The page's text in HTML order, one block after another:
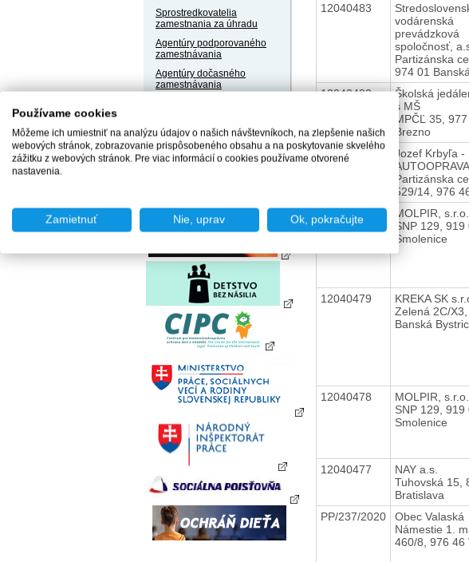
Sprostredkovatelia
zamestnania za úhradu
Agentúry podporovaného
zamestnávania
Agentúry dočasného
zamestnávania
chránené pracoviská
12040483
vodárenská
prevádzková
spoločnosť,
Partizánska
974 01
12040482
Školská
s MŠ
MPČĽ 35, 977
Brezno
12040481
Jozef Krbyľa -
AUTOOPRAVA
Partizánska
529/14, 976
12040480
MOLPIR, s.r.o.
SNP 129, 919
Smolenice
12040479
KREKA SK
Zelená 2C/
Banská
12040478
MOLPIR, s.r.o.
SNP 129, 919
Smolenice
12040477
NAY a.s.
Tuhovská 15,
Bratislava
PP/237/2020
Obec Valaská
Námestie 1.
460/8, 976 46
Používame cookies
Môžeme ich umiestniť na analýzu údajov o našich návštevníkoch, na zlepšenie našich
webových stránok, zobrazovanie prispôsobeného obsahu a na poskytovanie skvelého
zážitku z webových stránok. Pre viac informácií o cookies používame otvorené
nastavenia.
Zamietnuť Nie, uprav Ok, pokračujte